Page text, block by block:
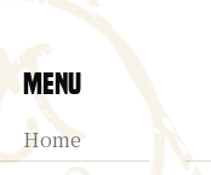
Menu
Home